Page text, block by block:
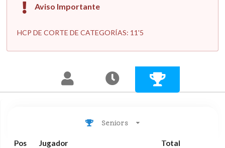
Aviso Importante
HCP DE CORTE DE CATEGORÍAS: 11'5
Seniors
Pos Jugador Total